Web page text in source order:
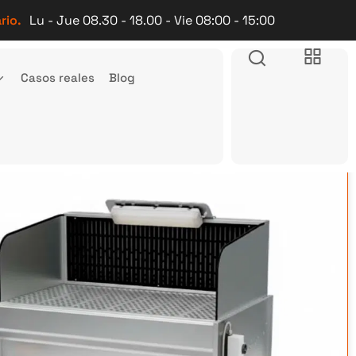
Lu - Jue 08.30 - 18.00 - Vie 08:00 - 15:00
Casos reales Blog